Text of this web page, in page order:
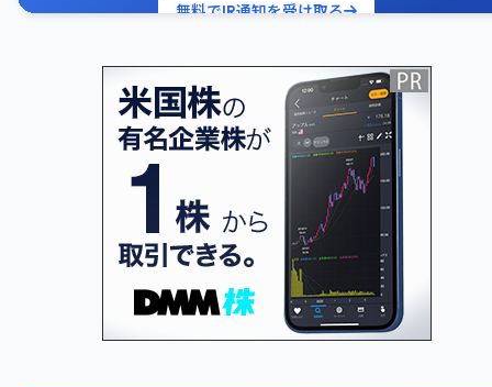
無料でIR通知を受け取る